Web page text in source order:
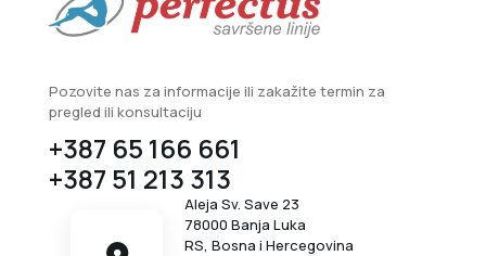
Pozovite nas za informacije ili zakažite termin za
pregled ili konsultaciju
+387 65 166 661
+387 51 213 313
Aleja Sv. Save 23
78000 Banja Luka
RS, Bosna i Hercegovina